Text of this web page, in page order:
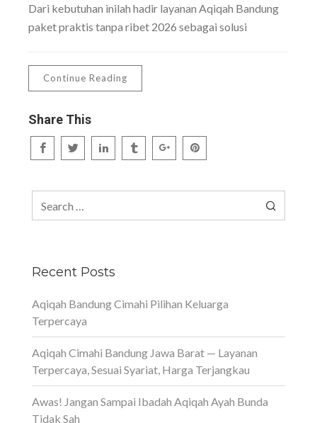
Dari kebutuhan inilah hadir layanan Aqiqah Bandung
paket praktis tanpa ribet 2026 sebagai solusi
Continue Reading
Share This
Recent Posts
Aqiqah Bandung Cimahi Pilihan Keluarga
Terpercaya
Aqiqah Cimahi Bandung Jawa Barat — Layanan
Terpercaya, Sesuai Syariat, Harga Terjangkau
Awas! Jangan Sampai Ibadah Aqiqah Ayah Bunda
Tidak Sah